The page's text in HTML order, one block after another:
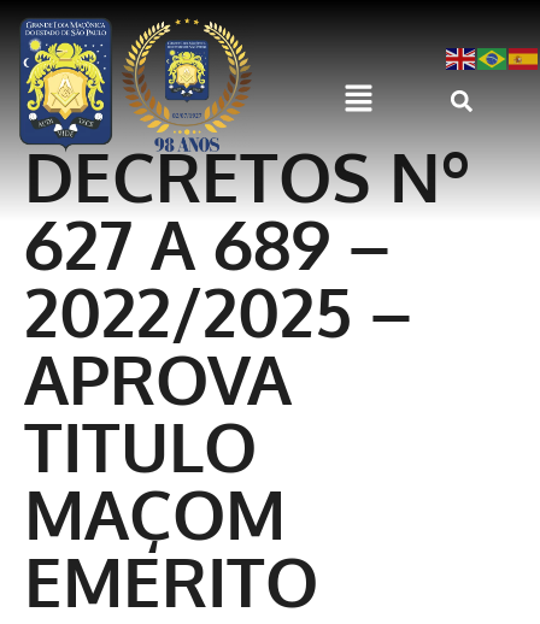
DECRETOS Nº
627 A 689 –
2022/2025 –
APROVA
TITULO
MAÇOM
EMERITO